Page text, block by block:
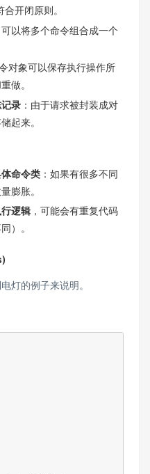
开闭原则。
可以将多个命令组合成一个
令对象可以保存执行操作所
做。
录 ：由于请求被封装成对
起来。
命令类 ：如果有很多不同
膨胀。
逻辑 ，可能会有重复代码
）。
灯的例子来说明。